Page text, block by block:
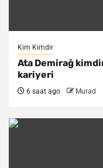
Kim Kimdir
Ata Demirağ
kariyeri
6 saat ago Murad